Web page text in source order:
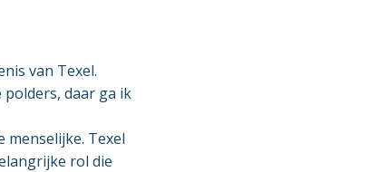
van Texel.
daar ga ik
menselijke. Texel
rol die